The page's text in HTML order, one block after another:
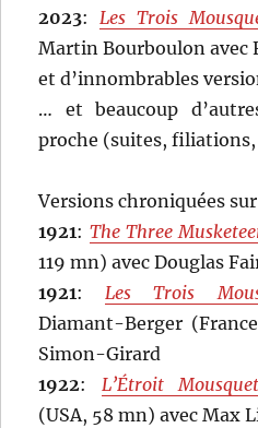
2023:Les Trois
Martin Bourboulon avec
et d’innombrables
… et beaucoup
proche (suites, filiations,
Versions chroniquées
1921: The Three
119 mn) avec Douglas
1921:Les Trois
Diamant-Berger
Simon-Girard
1922: L’Étroit
(USA, 58 mn) avec Max